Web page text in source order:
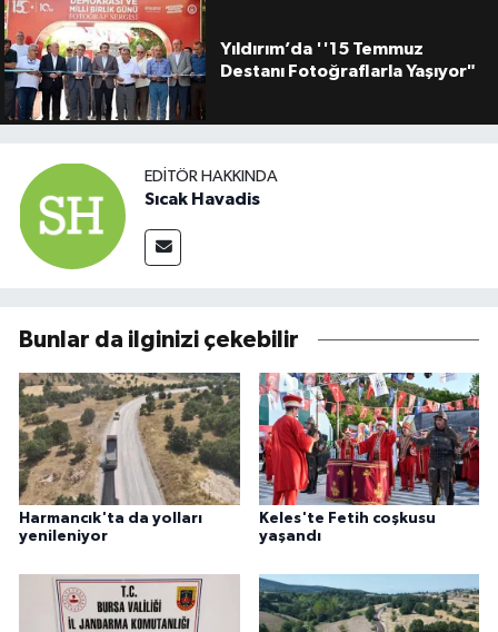
Yıldırım’da ''15 Temmuz
Destanı Fotoğraflarla Yaşıyor"
EDITÖR HAKKINDA
Sıcak Havadis
Bunlar da ilginizi çekebilir
Harmancık'ta da yolları
yenileniyor
Keles'te Fetih coşkusu
yaşandı